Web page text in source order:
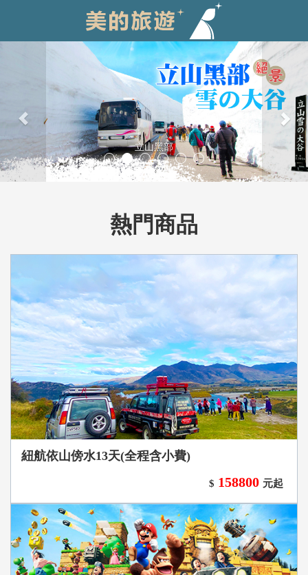
立山黑部
熱門商品
紐航依山傍水13天(全程含小費)
$ 158800 元起